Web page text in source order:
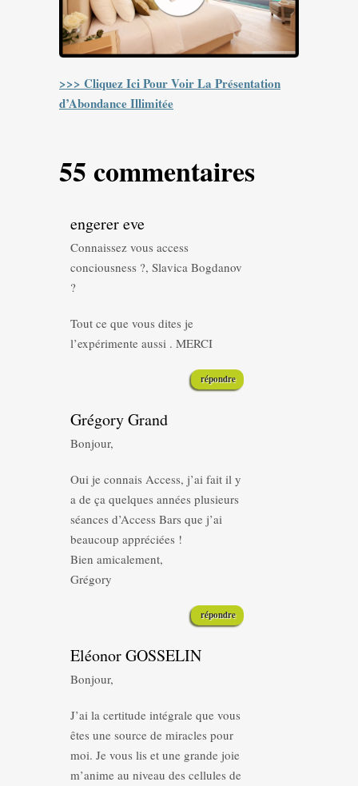
>>> Cliquez Ici Pour Voir La Présentation
d’Abondance Illimitée
55 commentaires
engerer eve
Connaissez vous access
conciousness ?, Slavica Bogdanov
?
Tout ce que vous dites je
l’expérimente aussi . MERCI
répondre
Grégory Grand
Bonjour,
Oui je connais Access, j’ai fait il y
a de ça quelques années plusieurs
séances d’Access Bars que j’ai
beaucoup appréciées !
Bien amicalement,
Grégory
répondre
Eléonor GOSSELIN
Bonjour,
J’ai la certitude intégrale que vous
êtes une source de miracles pour
moi. Je vous lis et une grande joie
m’anime au niveau des cellules de